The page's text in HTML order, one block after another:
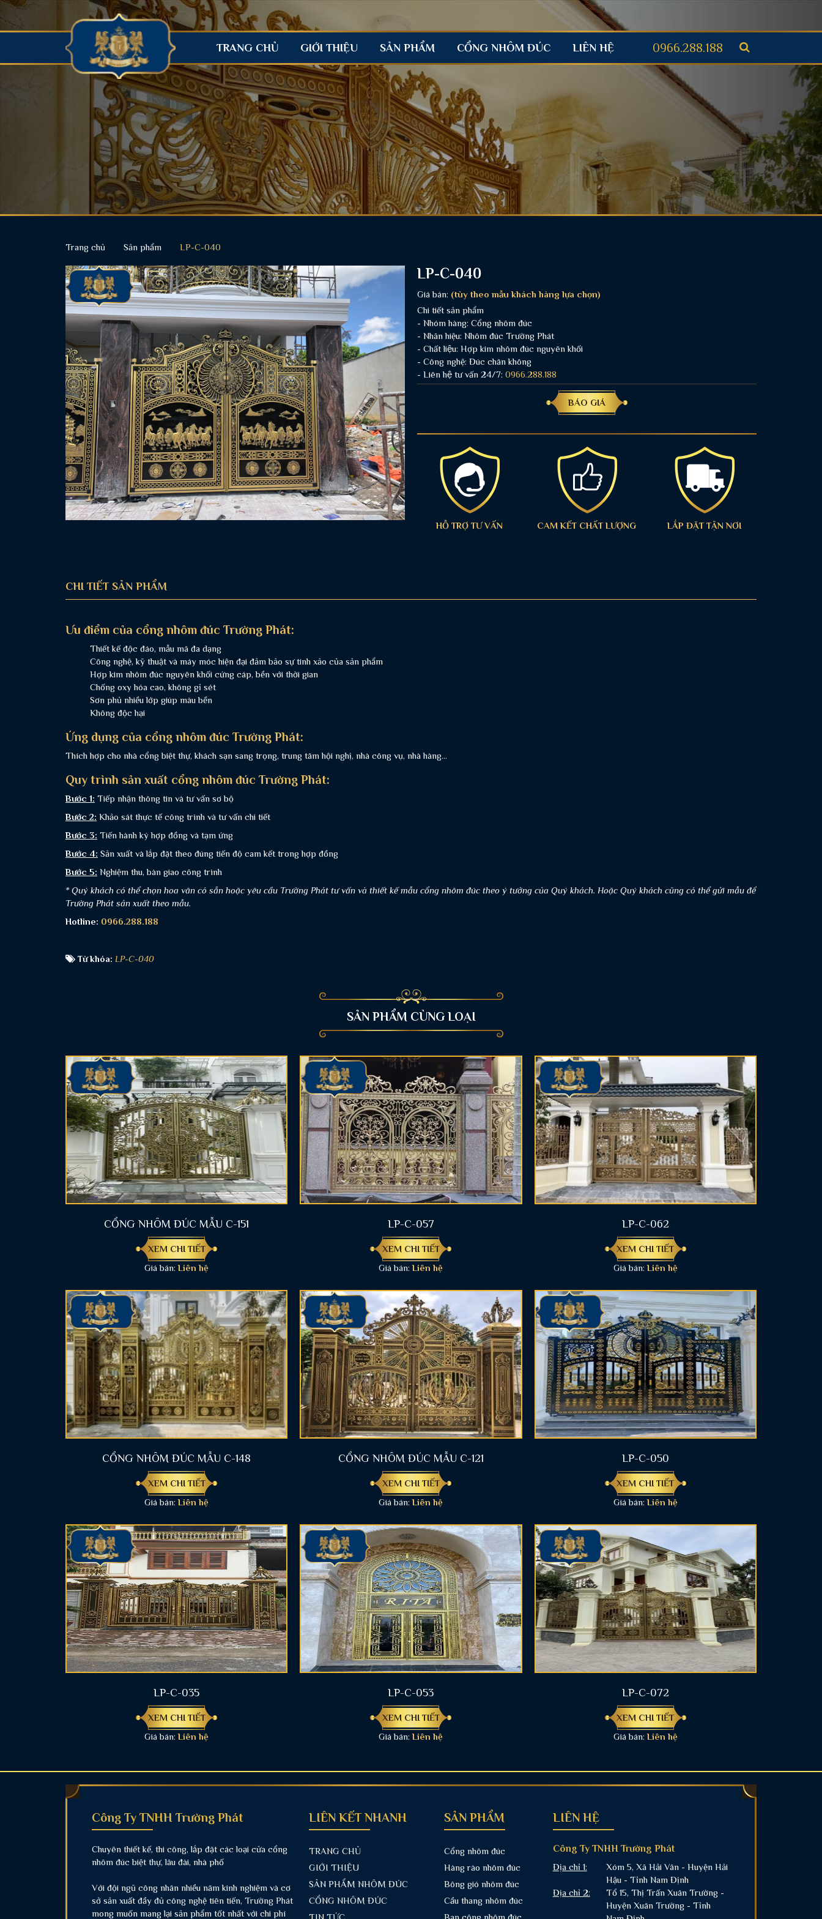
TRANG CHỦ GIỚI THIỆU SẢN PHẨM CỔNG NHÔM ĐÚC LIÊN HỆ 0966.288.188
Trang chủ Sản phẩm LP-C-040
LP-C-040
Giá bán: (tùy theo mẫu khách hàng lựa chọn)
Chi tiết sản phẩm
- Nhóm hàng: Cổng nhôm đúc
- Nhãn hiệu: Nhôm đúc Trường Phát
- Chất liệu: Hợp kim nhôm đúc nguyên khối
- Công nghệ: Đúc chân không
- Liên hệ tư vấn 24/7: 0966.288.188
BÁO GIÁ
HỖ TRỢ TƯ VẤN CAM KẾT CHẤT LƯỢNG LẮP ĐẶT TẬN NƠI
CHI TIẾT SẢN PHẨM
Ưu điểm của cổng nhôm đúc Trường Phát:
Thiết kế độc đáo, mẫu mã đa dạng
Công nghệ, kỹ thuật và máy móc hiện đại đảm bảo sự tinh xảo của sản phẩm
Hợp kim nhôm đúc nguyên khối cứng cáp, bền với thời gian
Chống oxy hóa cao, không gỉ sét
Sơn phủ nhiều lớp giúp màu bền
Không độc hại
Ứng dụng của cổng nhôm đúc Trường Phát:
Thích hợp cho nhà cổng biệt thự, khách sạn sang trọng, trung tâm hội nghị, nhà công vụ, nhà hàng...
Quy trình sản xuất cổng nhôm đúc Trường Phát:
Bước 1: Tiếp nhận thông tin và tư vấn sơ bộ
Bước 2: Khảo sát thực tế công trình và tư vấn chi tiết
Bước 3: Tiến hành ký hợp đồng và tạm ứng
Bước 4: Sản xuất và lắp đặt theo đúng tiến độ cam kết trong hợp đồng
Bước 5: Nghiệm thu, bàn giao công trình
* Quý khách có thể chọn hoa văn có sẵn hoặc yêu cầu Trường Phát tư vấn và thiết kế mẫu cổng nhôm đúc theo ý tưởng của Quý khách. Hoặc Quý khách cũng có thể gửi mẫu để
Trường Phát sản xuất theo mẫu.
Hotline: 0966.288.188
Từ khóa: LP-C-040
SẢN PHẨM CÙNG LOẠI
CỔNG NHÔM ĐÚC MẪU C-151
XEM CHI TIẾT
Giá bán:Liên hệ
LP-C-057
XEM CHI TIẾT
Giá bán:Liên hệ
LP-C-062
XEM CHI TIẾT
Giá bán:Liên hệ
CỔNG NHÔM ĐÚC MẪU C-148
XEM CHI TIẾT
Giá bán:Liên hệ
CỔNG NHÔM ĐÚC MẪU C-121
XEM CHI TIẾT
Giá bán:Liên hệ
LP-C-050
XEM CHI TIẾT
Giá bán:Liên hệ
LP-C-035
XEM CHI TIẾT
Giá bán:Liên hệ
LP-C-053
XEM CHI TIẾT
Giá bán:Liên hệ
LP-C-072
XEM CHI TIẾT
Giá bán:Liên hệ
Công Ty TNHH Trường Phát
Chuyên thiết kế, thi công, lắp đặt các loại cửa cổng
nhôm đúc biệt thự, lâu đài, nhà phố
Với đội ngũ công nhân nhiều năm kinh nghiệm và cơ
sở sản xuất đầy đủ công nghệ tiên tiến, Trường Phát
mong muốn mang lại sản phẩm tốt nhất với chi phí
LIÊN KẾT NHANH
TRANG CHỦ
GIỚI THIỆU
SẢN PHẨM NHÔM ĐÚC
CỔNG NHÔM ĐÚC
TIN TỨC
SẢN PHẨM
Cổng nhôm đúc
Hàng rào nhôm đúc
Bông gió nhôm đúc
Cầu thang nhôm đúc
Ban công nhôm đúc
LIÊN HỆ
Công Ty TNHH Trường Phát
Địa chỉ 1:
Xóm 5, Xã Hải Vân - Huyện Hải
Hậu - Tỉnh Nam Định
Địa chỉ 2:
Tổ 15, Thị Trấn Xuân Trường -
Huyện Xuân Trường - Tỉnh